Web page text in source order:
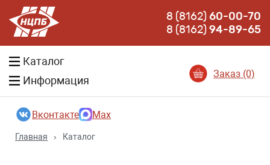
8 (8162)60-00-70
8 (8162)94-89-65
Каталог
Информация
Заказ (0)
Вконтакте Max
Главная › Каталог